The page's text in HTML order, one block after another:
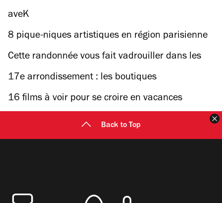
Christophe Michalak
aveK
8 pique-niques artistiques en région parisienne
Cette randonnée vous fait vadrouiller dans les
espaces verts du Grand Paris
17e arrondissement : les boutiques
16 films à voir pour se croire en vacances
Back to Top